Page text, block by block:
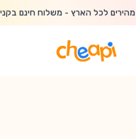
לכל הארץ - משלוח חינם בקניה